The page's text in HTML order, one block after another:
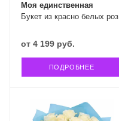
Букет из красно белых роз
Моя единственная
от 4 199 руб.
ПОДРОБНЕЕ